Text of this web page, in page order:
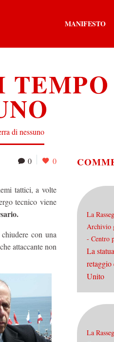
MANIFESTO
di nessuno
0 0
tattici, a volte
tecnico viene
con una
attaccante non
La
Archivio
- Centro
La
Unito
La